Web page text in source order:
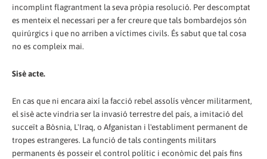
incomplint flagrantment la seva pròpia resolució. Per descomptat
es menteix el necessari per a fer creure que tals bombardejos són
quirúrgics i que no arriben a víctimes civils. És sabut que tal cosa
no es compleix mai.
Sisè acte.
En cas que ni encara així la facció rebel assolís vèncer militarment,
el sisè acte vindria ser la invasió terrestre del país, a imitació del
succeït a Bòsnia, L'Iraq, o Afganistan i l'establiment permanent de
tropes estrangeres. La funció de tals contingents militars
permanents és posseir el control polític i econòmic del país fins